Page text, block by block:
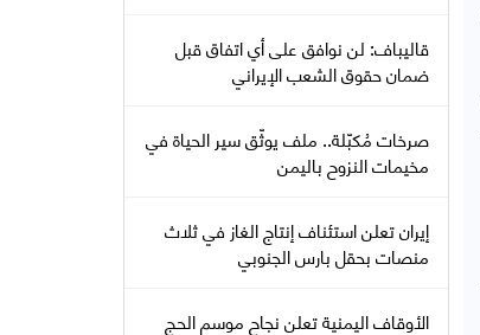
قاليباف: لن نوافق على أي اتفاق قبل
ضمان حقوق الشعب الإيراني
صرخات مُكبّلة.. ملف يوثّق سير الحياة في
مخيمات النزوح باليمن
إيران تعلن استئناف إنتاج الغاز في ثلاث
منصات بحقل بارس الجنوبي
الأوقاف اليمنية تعلن نجاح موسم الحج